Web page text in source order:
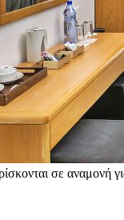
σε αναμονή